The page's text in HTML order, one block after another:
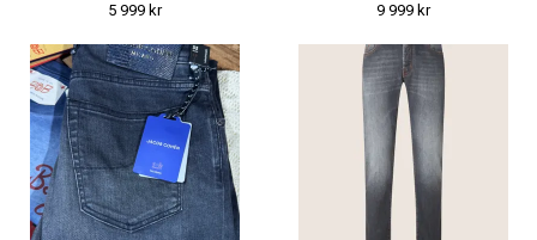
5 999 kr 9 999 kr